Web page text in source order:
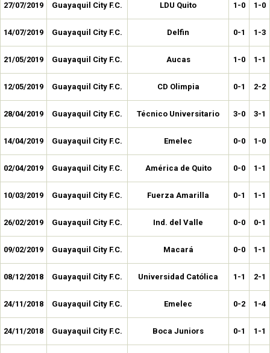
27/07/2019 Guayaquil City F.C. LDU Quito 1-0 1-0
14/07/2019 Guayaquil City F.C. Delfin 0-1 1-3
21/05/2019 Guayaquil City F.C. Aucas 1-0 1-1
12/05/2019 Guayaquil City F.C. CD Olimpia 0-1 2-2
28/04/2019 Guayaquil City F.C. Técnico Universitario 3-0 3-1
14/04/2019 Guayaquil City F.C. Emelec 0-0 1-0
02/04/2019 Guayaquil City F.C. América de Quito 0-0 1-1
10/03/2019 Guayaquil City F.C. Fuerza Amarilla 0-1 1-1
26/02/2019 Guayaquil City F.C. Ind. del Valle 0-0 0-1
09/02/2019 Guayaquil City F.C. Macará 0-0 1-1
08/12/2018 Guayaquil City F.C. Universidad Católica 1-1 2-1
24/11/2018 Guayaquil City F.C. Emelec 0-2 1-4
24/11/2018 Guayaquil City F.C. Boca Juniors 0-1 1-1